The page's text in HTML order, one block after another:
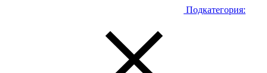
Подкатегория: